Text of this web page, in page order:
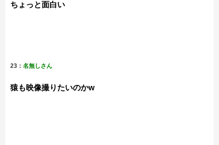
ちょっと面白い
23：名無しさん
猿も映像撮りたいのかw